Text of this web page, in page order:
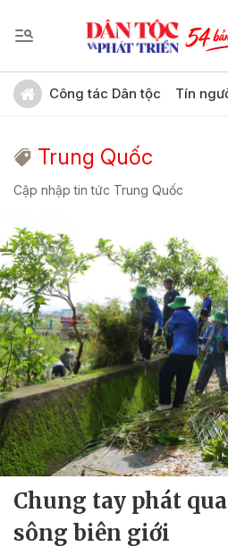
Công tác Dân tộc Tín
Trung Quốc
Cập nhập tin tức Trung Quốc
Chung tay phát
sông biên giới